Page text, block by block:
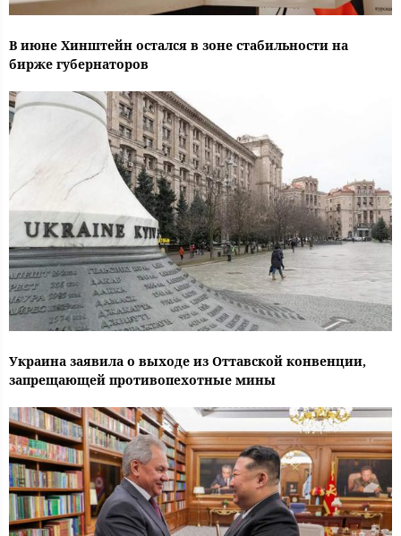
В июне Хинштейн остался в зоне стабильности на
бирже губернаторов
Украина заявила о выходе из Оттавской конвенции,
запрещающей противопехотные мины